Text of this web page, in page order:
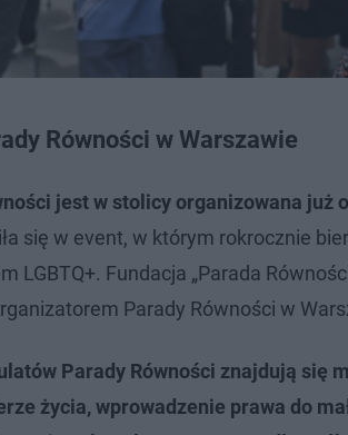
Równości w Warszawie
jest w stolicy organizowana już
się w event, w którym rokrocznie
LGBTQ+. Fundacja „Parada
Parady Równości w
Parady Równości znajdują się
życia, wprowadzenie prawa do